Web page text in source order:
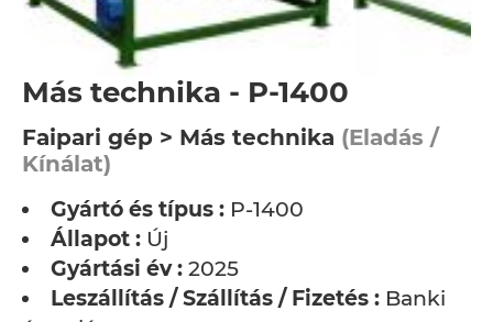
Más technika - P-1400
Faipari gép > Más technika (Eladás /
Kínálat)
Gyártó és típus : P-1400
Állapot : Új
Gyártási év : 2025
Leszállítás / Szállítás / Fizetés : Banki